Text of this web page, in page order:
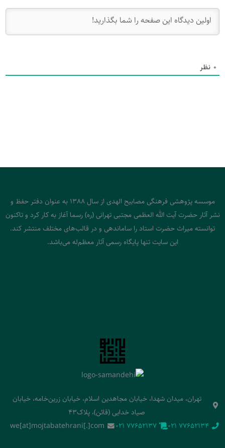
0 نظر
موسسه پژوهشی فرهنگی مصابیح الهدی از سال 1388 به عنوان دفتر حفظ و
نشر آثار حضرت آیت الله العظمی مجتبی تهرانی (ره) رسما آغاز به کار کرد و تاکنون
توانسته میراث حضرت استاد را ساماندهی و در قالب‌های مختلف منتشر کند.
این سایت تنها پایگاه رسمی آثار معظم‌له می‌باشد.
تهران، میدان شهدا، خیابان مجاهدین اسلام، خیابان زرین‌خامه، خیابان
صیاد خدایی (قائن)، پلاک43
‭021 77652134‬
‭021 77652137‬
we[at]mojtabatehrani[.]com